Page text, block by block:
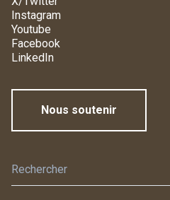
Instagram
Youtube
Facebook
LinkedIn
Nous soutenir